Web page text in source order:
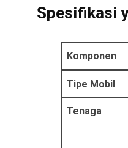
Spesifikasi
Komponen
Tipe Mobil
Tenaga